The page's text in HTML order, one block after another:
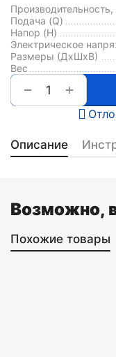
Подача (Q)
Напор (H)
Электрическое
Размеры (ДхШxВ)
Вес
+
−
Описание
Возможно,
Похожие товары